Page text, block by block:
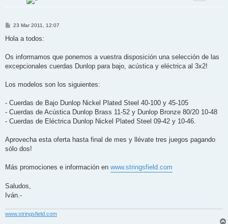
M
n
j
23 Mar 2011, 12:07
Hola a todos:
Os informamos que ponemos a vuestra disposición una selección de las
excepcionales cuerdas Dunlop para bajo, acústica y eléctrica al 3x2!
Los modelos son los siguientes:
- Cuerdas de Bajo Dunlop Nickel Plated Steel 40-100 y 45-105
- Cuerdas de Acústica Dunlop Brass 11-52 y Dunlop Bronze 80/20 10-48
- Cuerdas de Eléctrica Dunlop Nickel Plated Steel 09-42 y 10-46.
Aprovecha esta oferta hasta final de mes y llévate tres juegos pagando
sólo dos!
Más promociones e información en www.stringsfield.com
Saludos,
Iván.-
www.stringsfield.com